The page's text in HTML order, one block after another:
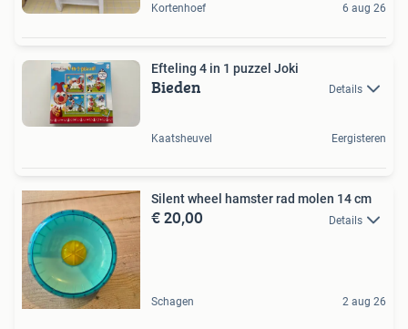
Kortenhoef 6 aug 26
Efteling 4 in 1 puzzel Joki
Bieden Details
Kaatsheuvel Eergisteren
Silent wheel hamster rad molen 14 cm
€ 20,00 Details
Schagen 2 aug 26